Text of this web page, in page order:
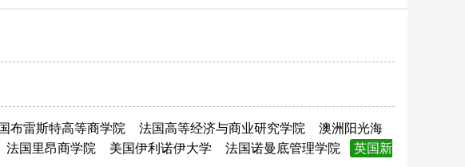
布雷斯特高等商学院 法国高等经济与商业研究学院
澳洲阳光海
法国里昂商学院 美国伊利诺伊大学 法国诺曼底管理学院
英国新